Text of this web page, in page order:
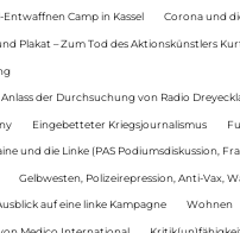
Camp in Kassel Corona und
Plakat – Zum Tod des Aktionskünstlers
Anlass der Durchsuchung von Radio
Eingebetteter Kriegsjournalismus
und die Linke (PAS Podiumsdiskussion,
Gelbwesten, Polizeirepression, Anti-Vax,
auf eine linke Kampagne Wohnen